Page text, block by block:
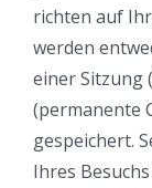
richten auf
werden
einer Sitzung
(permanente
gespeichert.
Ihres